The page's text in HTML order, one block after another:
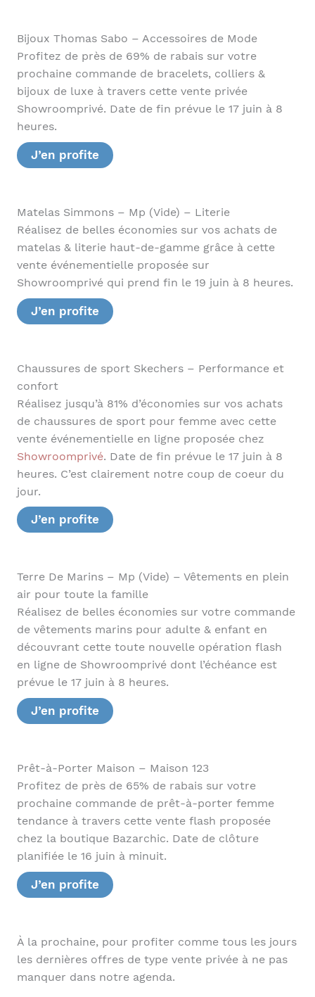
Bijoux Thomas Sabo – Accessoires de Mode
Profitez de près de 69% de rabais sur votre
prochaine commande de bracelets, colliers &
bijoux de luxe à travers cette vente privée
Showroomprivé. Date de fin prévue le 17 juin à 8
heures.
J’en profite
Matelas Simmons – Mp (Vide) – Literie
Réalisez de belles économies sur vos achats de
matelas & literie haut-de-gamme grâce à cette
vente événementielle proposée sur
Showroomprivé qui prend fin le 19 juin à 8 heures.
J’en profite
Chaussures de sport Skechers – Performance et
confort
Réalisez jusqu’à 81% d’économies sur vos achats
de chaussures de sport pour femme avec cette
vente événementielle en ligne proposée chez
Showroomprivé. Date de fin prévue le 17 juin à 8
heures. C’est clairement notre coup de coeur du
jour.
J’en profite
Terre De Marins – Mp (Vide) – Vêtements en plein
air pour toute la famille
Réalisez de belles économies sur votre commande
de vêtements marins pour adulte & enfant en
découvrant cette toute nouvelle opération flash
en ligne de Showroomprivé dont l’échéance est
prévue le 17 juin à 8 heures.
J’en profite
Prêt-à-Porter Maison – Maison 123
Profitez de près de 65% de rabais sur votre
prochaine commande de prêt-à-porter femme
tendance à travers cette vente flash proposée
chez la boutique Bazarchic. Date de clôture
planifiée le 16 juin à minuit.
J’en profite
À la prochaine, pour profiter comme tous les jours
les dernières offres de type vente privée à ne pas
manquer dans notre agenda.